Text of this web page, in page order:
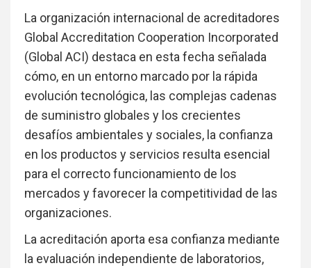
La organización internacional de acreditadores
Global Accreditation Cooperation Incorporated
(Global ACI) destaca en esta fecha señalada
cómo, en un entorno marcado por la rápida
evolución tecnológica, las complejas cadenas
de suministro globales y los crecientes
desafíos ambientales y sociales, la confianza
en los productos y servicios resulta esencial
para el correcto funcionamiento de los
mercados y favorecer la competitividad de las
organizaciones.
La acreditación aporta esa confianza mediante
la evaluación independiente de laboratorios,